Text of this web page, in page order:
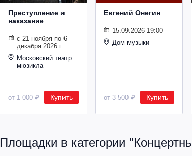
Преступление и
наказание
с 21 ноября по 6
декабря 2026 г.
Московский театр
мюзикла
от 1 000 ₽ Купить
Евгений Онегин
15.09.2026 19:00
Дом музыки
от 3 500 ₽ Купить
Площадки в категории